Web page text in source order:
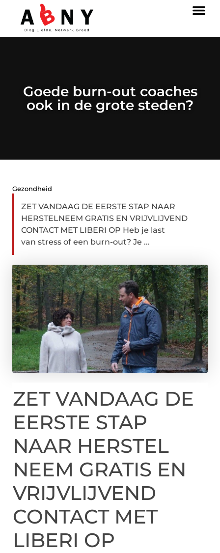
Goede burn-out coaches
ook in de grote steden?
Gezondheid
ZET VANDAAG DE EERSTE STAP NAAR
HERSTELNEEM GRATIS EN VRIJVLIJVEND
CONTACT MET LIBERI OP Heb je last
van stress of een burn-out? Je ...
ZET VANDAAG DE
EERSTE STAP
NAAR HERSTEL
NEEM GRATIS EN
VRIJVLIJVEND
CONTACT MET
LIBERI OP